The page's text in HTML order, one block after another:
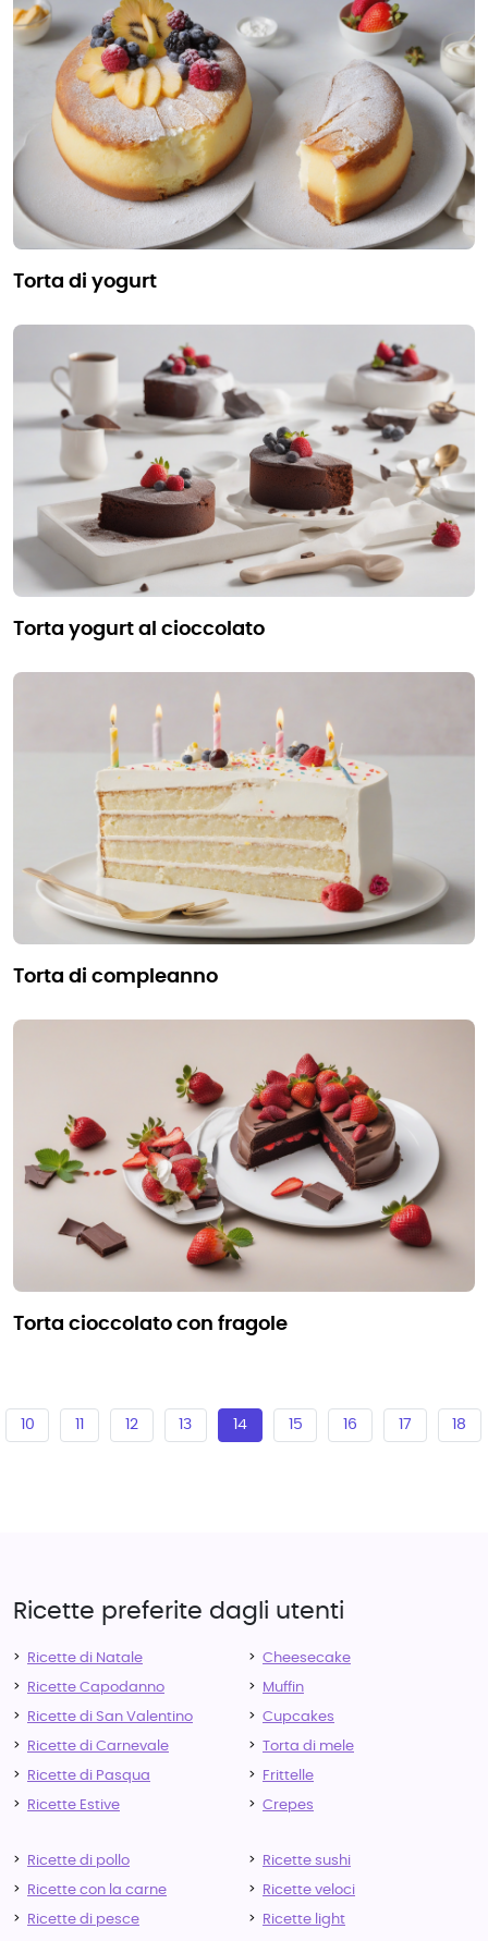
torta di yogurt
torta yogurt al cioccolato
torta di compleanno
torta cioccolato con fragole
10 12 13 14 15 16 17 18
Ricette preferite dagli utenti
Ricette di Natale
Ricette Capodanno
Ricette di San Valentino
Ricette di Carnevale
Ricette di Pasqua
Ricette Estive
Cheesecake
Muffin
Cupcakes
Torta di mele
Frittelle
Crepes
Ricette di pollo
Ricette con la carne
Ricette di pesce
Ricette sushi
Ricette veloci
Ricette light